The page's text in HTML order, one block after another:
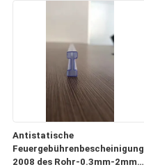
Antistatische
Feuergebührenbescheinigung
2008 des Rohr-0.3mm-2mm